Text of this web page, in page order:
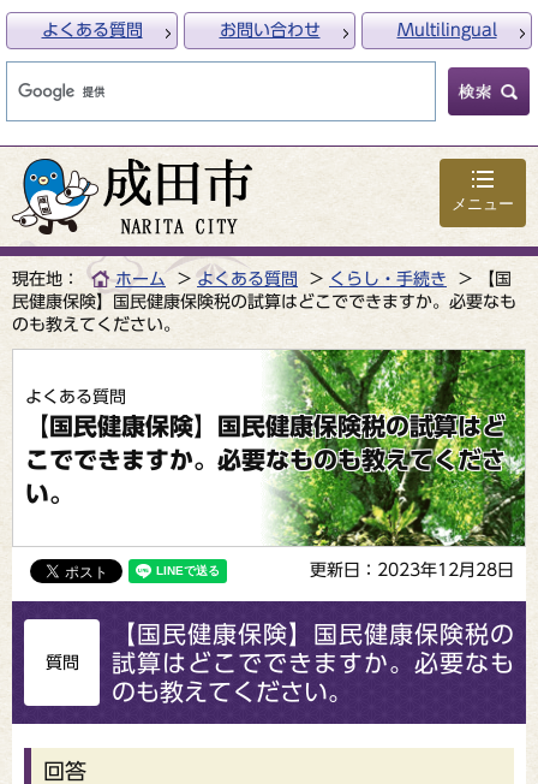
メニュー
よくある質問 お問い合わせ Multilingual
現在地： ホーム よくある質問 くらし・手続き
【国
民健康保険】国民健康保険税の試算はどこでできますか。必要なも
のも教えてください。
よくある質問
【国民健康保険】国民健康保険税の試算はど
こでできますか。必要なものも教えてくださ
い。
更新日：2023年12月28日
質問
【国民健康保険】国民健康保険税の
試算はどこでできますか。必要なも
のも教えてください。
回答